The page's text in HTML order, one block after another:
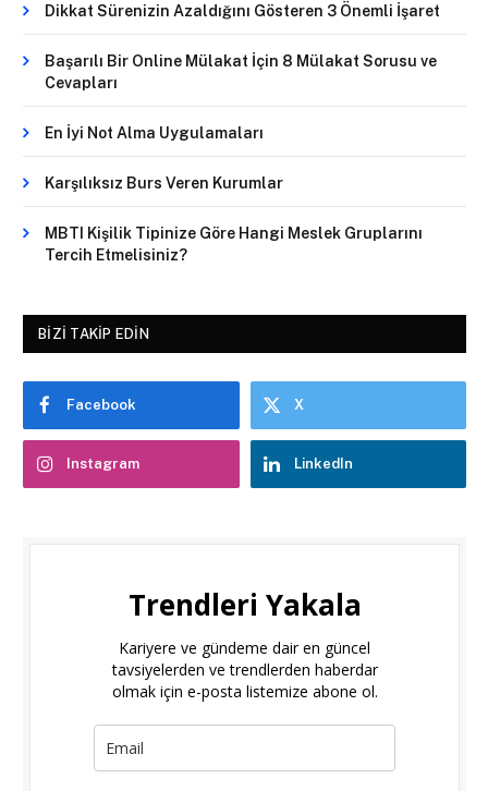
Dikkat Sürenizin Azaldığını Gösteren 3 Önemli İşaret
Başarılı Bir Online Mülakat İçin 8 Mülakat Sorusu ve
Cevapları
En İyi Not Alma Uygulamaları
Karşılıksız Burs Veren Kurumlar
MBTI Kişilik Tipinize Göre Hangi Meslek Gruplarını
Tercih Etmelisiniz?
BIZI TAKIP EDIN
Facebook X
Instagram LinkedIn
Trendleri Yakala
Kariyere ve gündeme dair en güncel
tavsiyelerden ve trendlerden haberdar
olmak için e-posta listemize abone ol.